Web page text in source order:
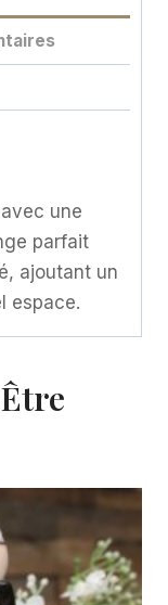
une
parfait
ajoutant un
espace.